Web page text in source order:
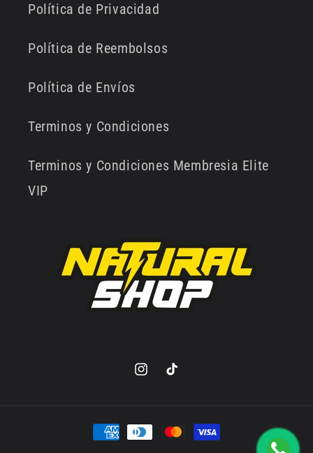
Política de Privacidad
Política de Reembolsos
Política de Envíos
Terminos y Condiciones
Terminos y Condiciones Membresia Elite
VIP
InstagramTikTok
Formas
de